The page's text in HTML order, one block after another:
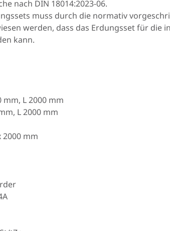
nach DIN 18014:2023-06.
muss durch die normativ
werden, dass das Erdungsset für die
kann.
mm, L 2000 mm
L 2000 mm
2000 mm